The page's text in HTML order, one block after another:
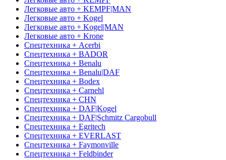
Легковые авто + KEMPF|MAN
Легковые авто + Kogel
Легковые авто + Kogel|MAN
Легковые авто + Krone
Спецтехника + Acerbi
Спецтехника + BADOR
Спецтехника + Benalu
Спецтехника + Benalu|DAF
Спецтехника + Bodex
Спецтехника + Carnehl
Спецтехника + CHN
Спецтехника + DAF|Kogel
Спецтехника + DAF|Schmitz Cargobull
Спецтехника + Egritech
Спецтехника + EVERLAST
Спецтехника + Faymonville
Спецтехника + Feldbinder